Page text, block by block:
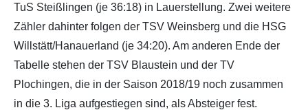
TuS Steißlingen (je 36:18) in Lauerstellung. Zwei weitere
Zähler dahinter folgen der TSV Weinsberg und die HSG
Willstätt/Hanauerland (je 34:20). Am anderen Ende der
Tabelle stehen der TSV Blaustein und der TV
Plochingen, die in der Saison 2018/19 noch zusammen
in die 3. Liga aufgestiegen sind, als Absteiger fest.